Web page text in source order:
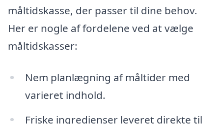
måltidskasse, der passer til dine behov.
Her er nogle af fordelene ved at vælge
måltidskasser:
Nem planlægning af måltider med
varieret indhold.
Friske ingredienser leveret direkte til